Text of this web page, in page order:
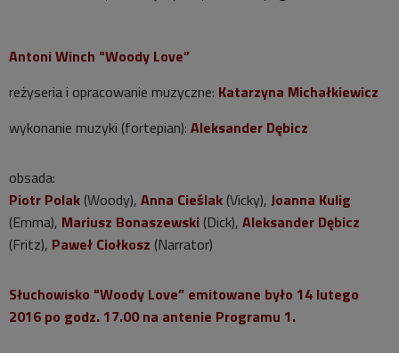
Antoni Winch "Woody Love”
reżyseria i opracowanie muzyczne: Katarzyna Michałkiewicz
wykonanie muzyki (fortepian): Aleksander Dębicz
obsada:
Piotr Polak (Woody), Anna Cieślak (Vicky), Joanna Kulig
(Emma), Mariusz Bonaszewski (Dick), Aleksander Dębicz
(Fritz), Paweł Ciołkosz (Narrator)
Słuchowisko "Woody Love” emitowane było 14 lutego
2016 po godz. 17.00 na antenie Programu 1.